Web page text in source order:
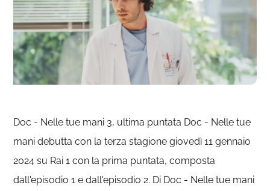
Doc - Nelle tue mani 3, ultima puntata Doc - Nelle tue
mani debutta con la terza stagione giovedì 11 gennaio
2024 su Rai 1 con la prima puntata, composta
dall'episodio 1 e dall'episodio 2. Di Doc - Nelle tue mani